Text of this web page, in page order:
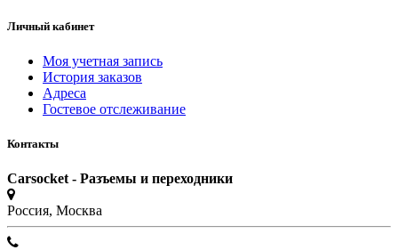
Личный кабинет
Моя учетная запись
История заказов
Адреса
Гостевое отслеживание
Контакты
Carsocket - Разъемы и переходники
Россия, Москва